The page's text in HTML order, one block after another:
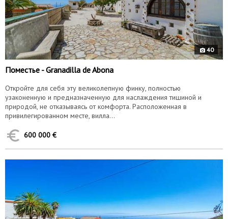
40
Поместье - Granadilla de Abona
Откройте для себя эту великолепную финку, полностью
узаконенную и предназначенную для наслаждения тишиной и
природой, не отказываясь от комфорта. Расположенная в
привилегированном месте, вилла...
600 000 €